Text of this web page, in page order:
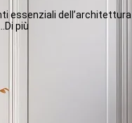
essenziali dell’architettura
più